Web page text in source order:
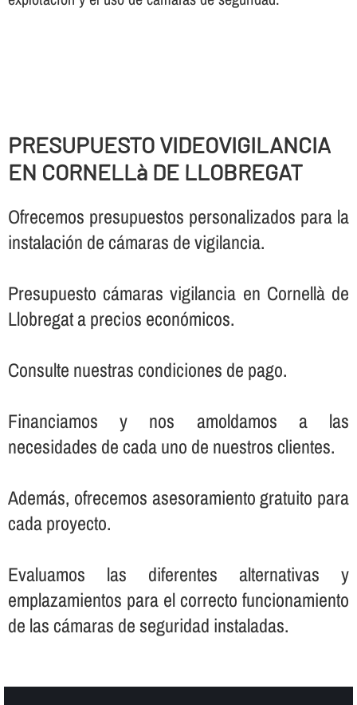
PRESUPUESTO VIDEOVIGILANCIA
EN CORNELLà DE LLOBREGAT
Ofrecemos presupuestos personalizados para la
instalación de cámaras de vigilancia.
Presupuesto cámaras vigilancia en Cornellà de
Llobregat a precios económicos.
Consulte nuestras condiciones de pago.
Financiamos y nos amoldamos a las
necesidades de cada uno de nuestros clientes.
Además, ofrecemos asesoramiento gratuito para
cada proyecto.
Evaluamos las diferentes alternativas y
emplazamientos para el correcto funcionamiento
de las cámaras de seguridad instaladas.